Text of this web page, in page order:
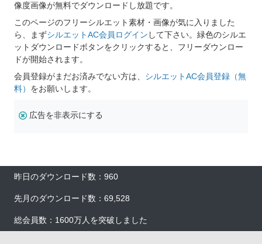
像度画像が無料でダウンロードし放題です。
このページのフリーシルエット素材・画像が気に入りました
ら、まずシルエットAC会員ログイン して下さい。緑色のシルエ
ットダウンロードボタンをクリックすると、フリーダウンロー
ドが開始されます。
会員登録がまだお済みでない方は、 シルエットAC会員登録（無
料） をお願いします。
広告を非表示にする
昨日のダウンロード数：960
先月のダウンロード数：69,528
総会員数：1600万人を突破しました